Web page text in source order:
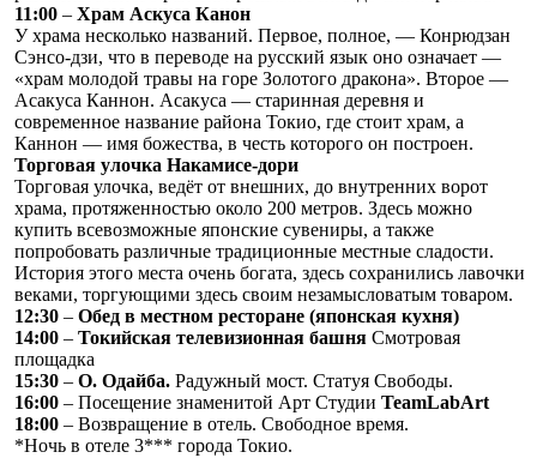
11:00 – Храм Аскуса Канон
У храма несколько названий. Первое, полное, — Конрюдзан
Сэнсо-дзи, что в переводе на русский язык оно означает —
«храм молодой травы на горе Золотого дракона». Второе —
Асакуса Каннон. Асакуса — старинная деревня и
современное название района Токио, где стоит храм, а
Каннон — имя божества, в честь которого он построен.
Торговая улочка Накамисе-дори
Торговая улочка, ведёт от внешних, до внутренних ворот
храма, протяженностью около 200 метров. Здесь можно
купить всевозможные японские сувениры, а также
попробовать различные традиционные местные сладости.
История этого места очень богата, здесь сохранились лавочки
веками, торгующими здесь своим незамысловатым товаром.
12:30 – Обед в местном ресторане (японская кухня)
14:00 – Токийская телевизионная башня Смотровая
площадка
15:30 – О. Одайба. Радужный мост. Статуя Свободы.
16:00 – Посещение знаменитой Арт Студии TeamLabArt
18:00 – Возвращение в отель. Свободное время.
*Ночь в отеле 3*** города Токио.